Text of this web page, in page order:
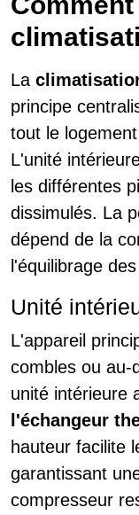
La
principe
tout le
L'unité
les différentes
dissimulés. La
dépend de la
l'équilibrage
Unité
L'appareil
combles ou au-
unité intérieure
l'échangeur
hauteur facilite
garantissant
compresseur